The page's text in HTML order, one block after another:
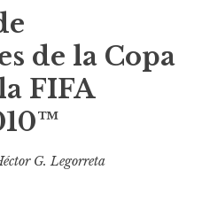
de la Copa
FIFA
G. Legorreta